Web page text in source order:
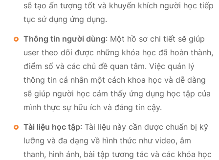
sẽ tạo ấn tượng tốt và khuyến khích người học tiếp
tục sử dụng ứng dụng.
Thông tin người dùng: Một hồ sơ chi tiết sẽ giúp
user theo dõi được những khóa học đã hoàn thành,
điểm số và các chủ đề quan tâm. Việc quản lý
thông tin cá nhân một cách khoa học và dễ dàng
sẽ giúp người học cảm thấy ứng dụng học tập của
mình thực sự hữu ích và đáng tin cậy.
Tài liệu học tập: Tài liệu này cần được chuẩn bị kỹ
lưỡng và đa dạng về hình thức như video, âm
thanh, hình ảnh, bài tập tương tác và các khóa học